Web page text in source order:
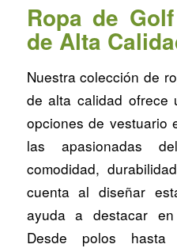
Ropa de
de Alta
Nuestra colección de
de alta calidad ofrece
opciones de vestuario
las apasionadas
comodidad,
cuenta al diseñar
ayuda a destacar
Desde polos